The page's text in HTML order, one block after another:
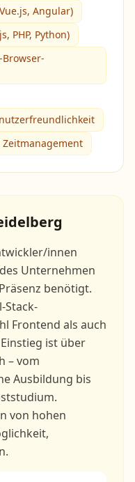
Angular)
PHP, Python)
innen
Unternehmen
benötigt.
Stack-
Frontend als auch
ist über
– vom
Ausbildung bis
von hohen